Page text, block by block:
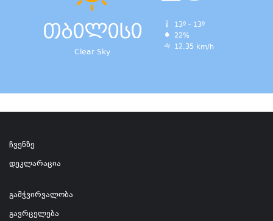
თბილისი
Clear Sky
13º - 13º
22%
12.35 km/h
ჩვენზე
დეკლარაცია
გამჭვირვალობა
გავრცელება